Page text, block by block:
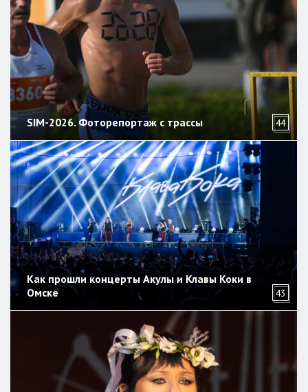
SIM-2026. Фоторепортаж с трассы 44
Как прошли концерты Акулы и Клавы Коки в
Омске
43